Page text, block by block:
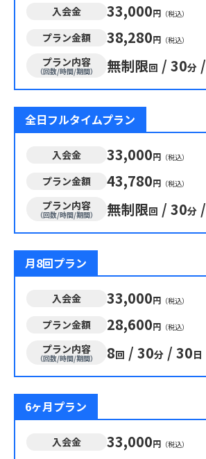
入会金 33,000円 （税込）
プラン金額 38,280円 （税込）
プラン内容
（回数/時間/期間） 無制限回 / 30分 /
全日フルタイムプラン
入会金 33,000円 （税込）
プラン金額 43,780円 （税込）
プラン内容
（回数/時間/期間） 無制限回 / 30分 /
月8回プラン
入会金 33,000円 （税込）
プラン金額 28,600円 （税込）
プラン内容
（回数/時間/期間） 8回 / 30分 / 30日
6ヶ月プラン
入会金 33,000円 （税込）